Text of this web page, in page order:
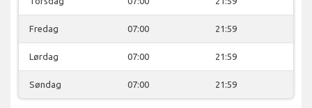
Fredag 07:00 21:59
Lørdag 07:00 21:59
Søndag 07:00 21:59